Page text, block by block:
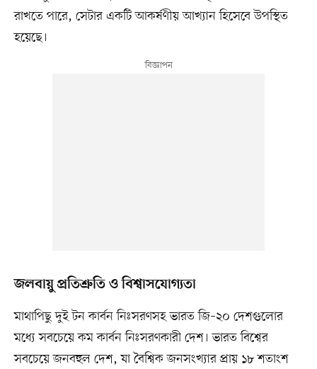
রাখতে পারে, সেটার একটি আকর্ষণীয় আখ্যান হিসেবে উপস্থিত
হয়েছে।
জলবায়ু প্রতিশ্রুতি ও বিশ্বাসযোগ্যতা
মাথাপিছু দুই টন কার্বন নিঃসরণসহ ভারত জি–২০ দেশগুলোর
মধ্যে সবচেয়ে কম কার্বন নিঃসরণকারী দেশ। ভারত বিশ্বের
সবচেয়ে জনবহুল দেশ, যা বৈশ্বিক জনসংখ্যার প্রায় ১৮ শতাংশ